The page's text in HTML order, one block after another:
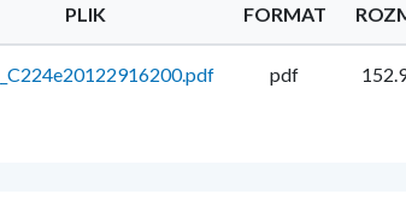
PLIK FORMAT
pdf